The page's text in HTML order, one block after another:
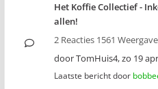
Het Koffie Collectief -
allen!
2 Reacties 1561
doorTomHuis4,zo 19
Laatste bericht door